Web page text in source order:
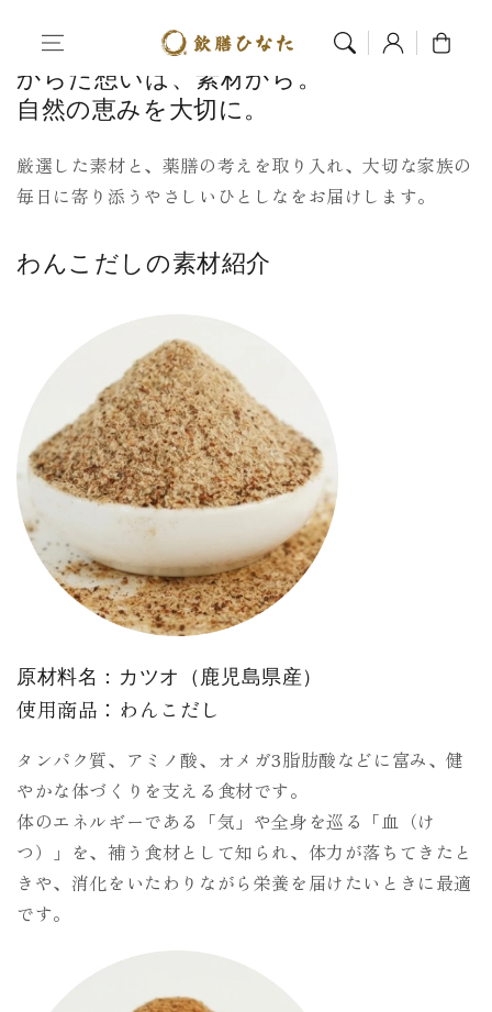
キップ
ログ
イン
カー
ト
ホーム 薬膳 × 自然素材
からだ想いは、素材から。
自然の恵みを大切に。
厳選した素材と、薬膳の考えを取り入れ、大切な家族の
毎日に寄り添うやさしいひとしなをお届けします。
わんこだしの素材紹介
原材料名：カツオ（鹿児島県産）
使用商品：わんこだし
タンパク質、アミノ酸、オメガ3脂肪酸などに富み、健
やかな体づくりを支える食材です。
体のエネルギーである「気」や全身を巡る「血（け
つ）」を、補う食材として知られ、体力が落ちてきたと
きや、消化をいたわりながら栄養を届けたいときに最適
です。